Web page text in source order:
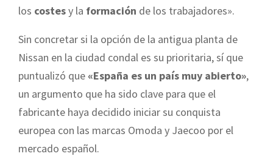
los costesy la formación de los trabajadores».
Sin concretar si la opción de la antigua planta de
Nissan en la ciudad condal es su prioritaria, sí que
puntualizó que «España es un país muy abierto»,
un argumento que ha sido clave para que el
fabricante haya decidido iniciar su conquista
europea con las marcas Omoda y Jaecoo por el
mercado español.